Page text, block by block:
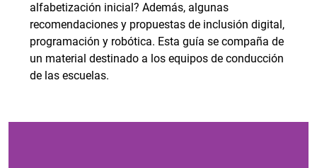
alfabetización inicial? Además, algunas
recomendaciones y propuestas de inclusión digital,
programación y robótica. Esta guía se compaña de
un material destinado a los equipos de conducción
de las escuelas.